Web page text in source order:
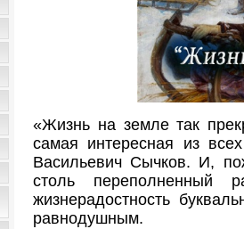
«Жизнь на земле так
самая интересная из
Васильевич Сычков. И,
столь переполненный
жизнерадостность
равнодушным.